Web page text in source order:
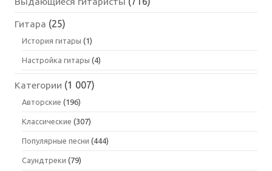
Гитара (25)
История гитары (1)
Настройка гитары (4)
Категории (1 007)
Авторские (196)
Классические (307)
Популярные песни (444)
Саундтреки (79)